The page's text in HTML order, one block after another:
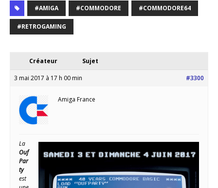
#AMIGA #COMMODORE #COMMODORE64
#RETROGAMING
Créateur Sujet
3 mai 2017 à 17 h 00 min #3300
Amiga France
La
Ouf
Par
ty
est